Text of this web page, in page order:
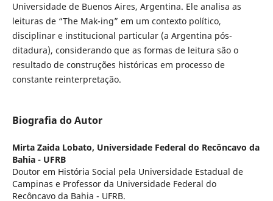
Universidade de Buenos Aires, Argentina. Ele analisa as
leituras de “The Mak-ing” em um contexto político,
disciplinar e institucional particular (a Argentina pós-
ditadura), considerando que as formas de leitura são o
resultado de construções históricas em processo de
constante reinterpretação.
Biografia do Autor
Mirta Zaida Lobato, Universidade Federal do Recôncavo da
Bahia - UFRB
Doutor em História Social pela Universidade Estadual de
Campinas e Professor da Universidade Federal do
Recôncavo da Bahia - UFRB.